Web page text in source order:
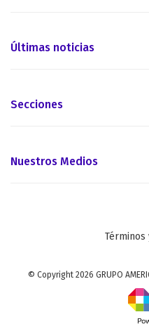
Últimas noticias
Secciones
Nuestros Medios
Términos
© Copyright 2026 GRUPO